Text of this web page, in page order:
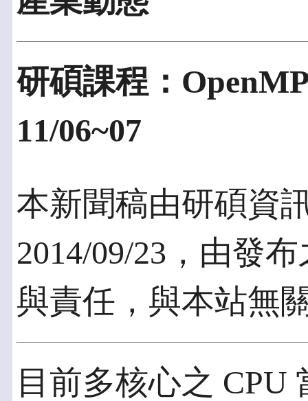
研碩課程：
11/06~07
本新聞稿由研碩資
2014/09/23，由發
與責任，與本站無
目前多核心之 CPU